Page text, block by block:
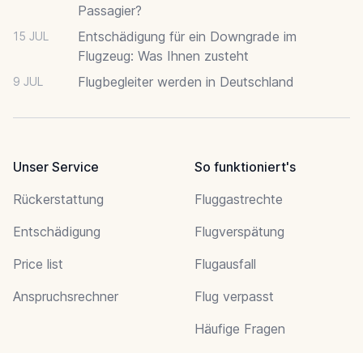
Passagier?
15 JUL
Entschädigung für ein Downgrade im
Flugzeug: Was Ihnen zusteht
9 JUL Flugbegleiter werden in Deutschland
Unser Service
Rückerstattung
Entschädigung
Price list
Anspruchsrechner
So funktioniert's
Fluggastrechte
Flugverspätung
Flugausfall
Flug verpasst
Häufige Fragen